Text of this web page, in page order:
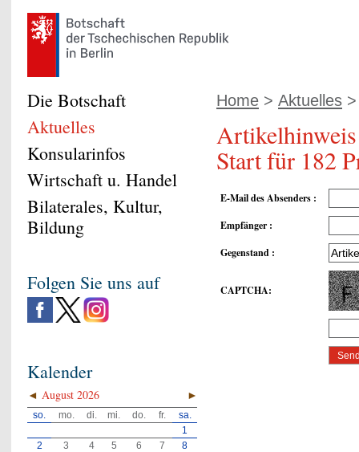
Home > Aktuelles
Artikelhinweis
Start für 182
E-Mail des Absenders :
Empfänger :
Gegenstand :
CAPTCHA:
Die Botschaft
Aktuelles
Konsularinfos
Wirtschaft u. Handel
Bilaterales, Kultur,
Bildung
Folgen Sie uns auf
Kalender
◄ ►
August 2026
so. mo. di. mi. do. fr.
sa.
1
2
3 4 5 6 7
8